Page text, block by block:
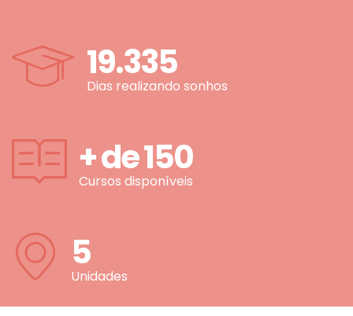
19.335
Dias realizando sonhos
+ de150
Cursos disponíveis
5
Unidades